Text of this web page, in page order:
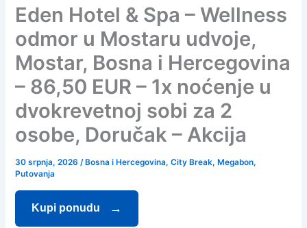
Eden Hotel & Spa – Wellness
odmor u Mostaru udvoje,
Mostar, Bosna i Hercegovina
– 86,50 EUR – 1x noćenje u
dvokrevetnoj sobi za 2
osobe, Doručak – Akcija
30 srpnja, 2026/ Bosna i Hercegovina,City Break, Megabon,
Putovanja
Kupi ponudu